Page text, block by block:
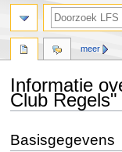
Informatie
Club Regels"
navigatie
zoeken
Basisgegevens
meer